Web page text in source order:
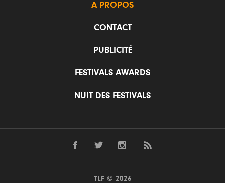
A PROPOS
CONTACT
PUBLICITÉ
FESTIVALS AWARDS
NUIT DES FESTIVALS
TLF © 2026